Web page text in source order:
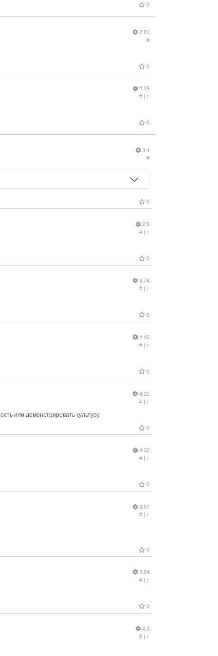
0
2.81
#
0
4.19
#| ↑
0
3.4
#
0
2.5
#| ↑
0
3.74
#| ↑
0
4.46
#| ↑
0
4.21
#| ↑
или демонстрировать культуру
0
4.12
#| ↑
0
3.87
#| ↑
0
3.54
#| ↑
0
4.3
#| ↑